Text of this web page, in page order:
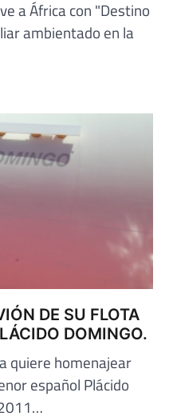
a África con "Destino
ambientado en la
DE SU FLOTA
DOMINGO.
quiere homenajear
español Plácido